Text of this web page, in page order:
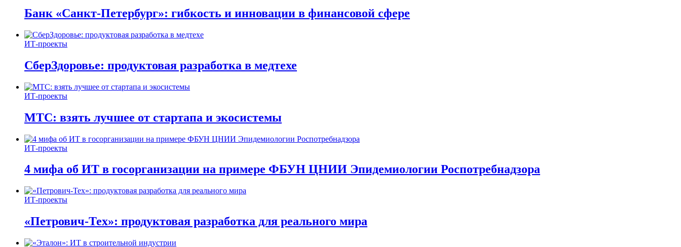
Банк «Санкт-Петербург»: гибкость и инновации в финансовой сфере
ИТ-проекты
СберЗдоровье: продуктовая разработка в медтехе
ИТ-проекты
МТС: взять лучшее от стартапа и экосистемы
ИТ-проекты
4 мифа об ИТ в госорганизации на примере ФБУН ЦНИИ Эпидемиологии Роспотребнадзора
ИТ-проекты
«Петрович-Тех»: продуктовая разработка для реального мира